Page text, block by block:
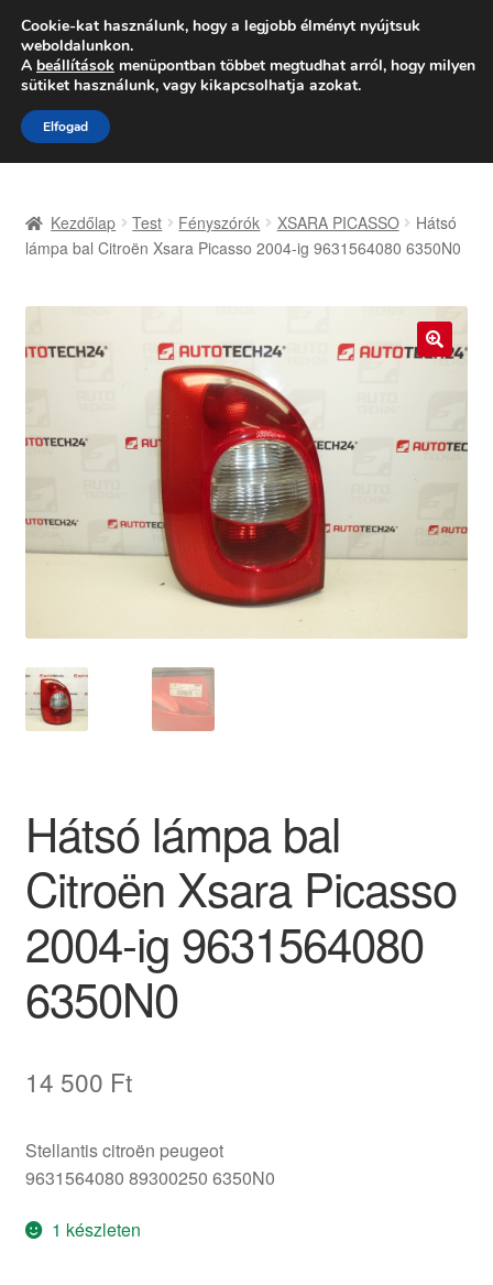
SZÁLLÍTÁS 2618 Ft-tól
Hétfő-Péntek 9:00–16:0006 80 088 054
Ugrás
a
navigációhoz
Kilépés
a
tartalomba
Adatvédelmi irányelvek
Kapcsolatba lépni
Panaszkezelési szabályzat
Saját fiókom
Szállítás világszerte
Szekér
Kezdőlap Test Fényszórók XSARA PICASSO
Hátsó
lámpa bal Citroën Xsara Picasso 2004-ig 9631564080 6350N0
Hátsó lámpa bal
Citroën Xsara Picasso
2004-ig 9631564080
6350N0
14 500 Ft
Stellantis citroën peugeot
9631564080 89300250 6350N0
1 készleten
Cookie-kat használunk, hogy a legjobb élményt nyújtsuk
weboldalunkon.
A beállítások menüpontban többet megtudhat arról, hogy milyen
sütiket használunk, vagy kikapcsolhatja azokat.
Elfogad